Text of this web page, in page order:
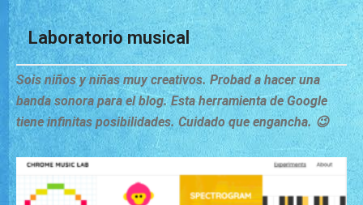
Laboratorio musical
Sois niños y niñas muy creativos. Probad a hacer una
banda sonora para el blog. Esta herramienta de Google
tiene infinitas posibilidades. Cuidado que engancha. 😉